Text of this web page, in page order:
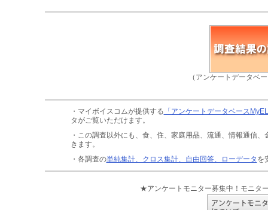
（アンケートデータベ
・マイボイスコムが提供する 「アンケートデータベース
タがご覧いただけます。
・この調査以外にも、食、住、家庭用品、流通、情報通信、
きます。
・各調査の単純集計、クロス集計、自由回答、ローデータ を
★アンケートモニター募集中！モニタ